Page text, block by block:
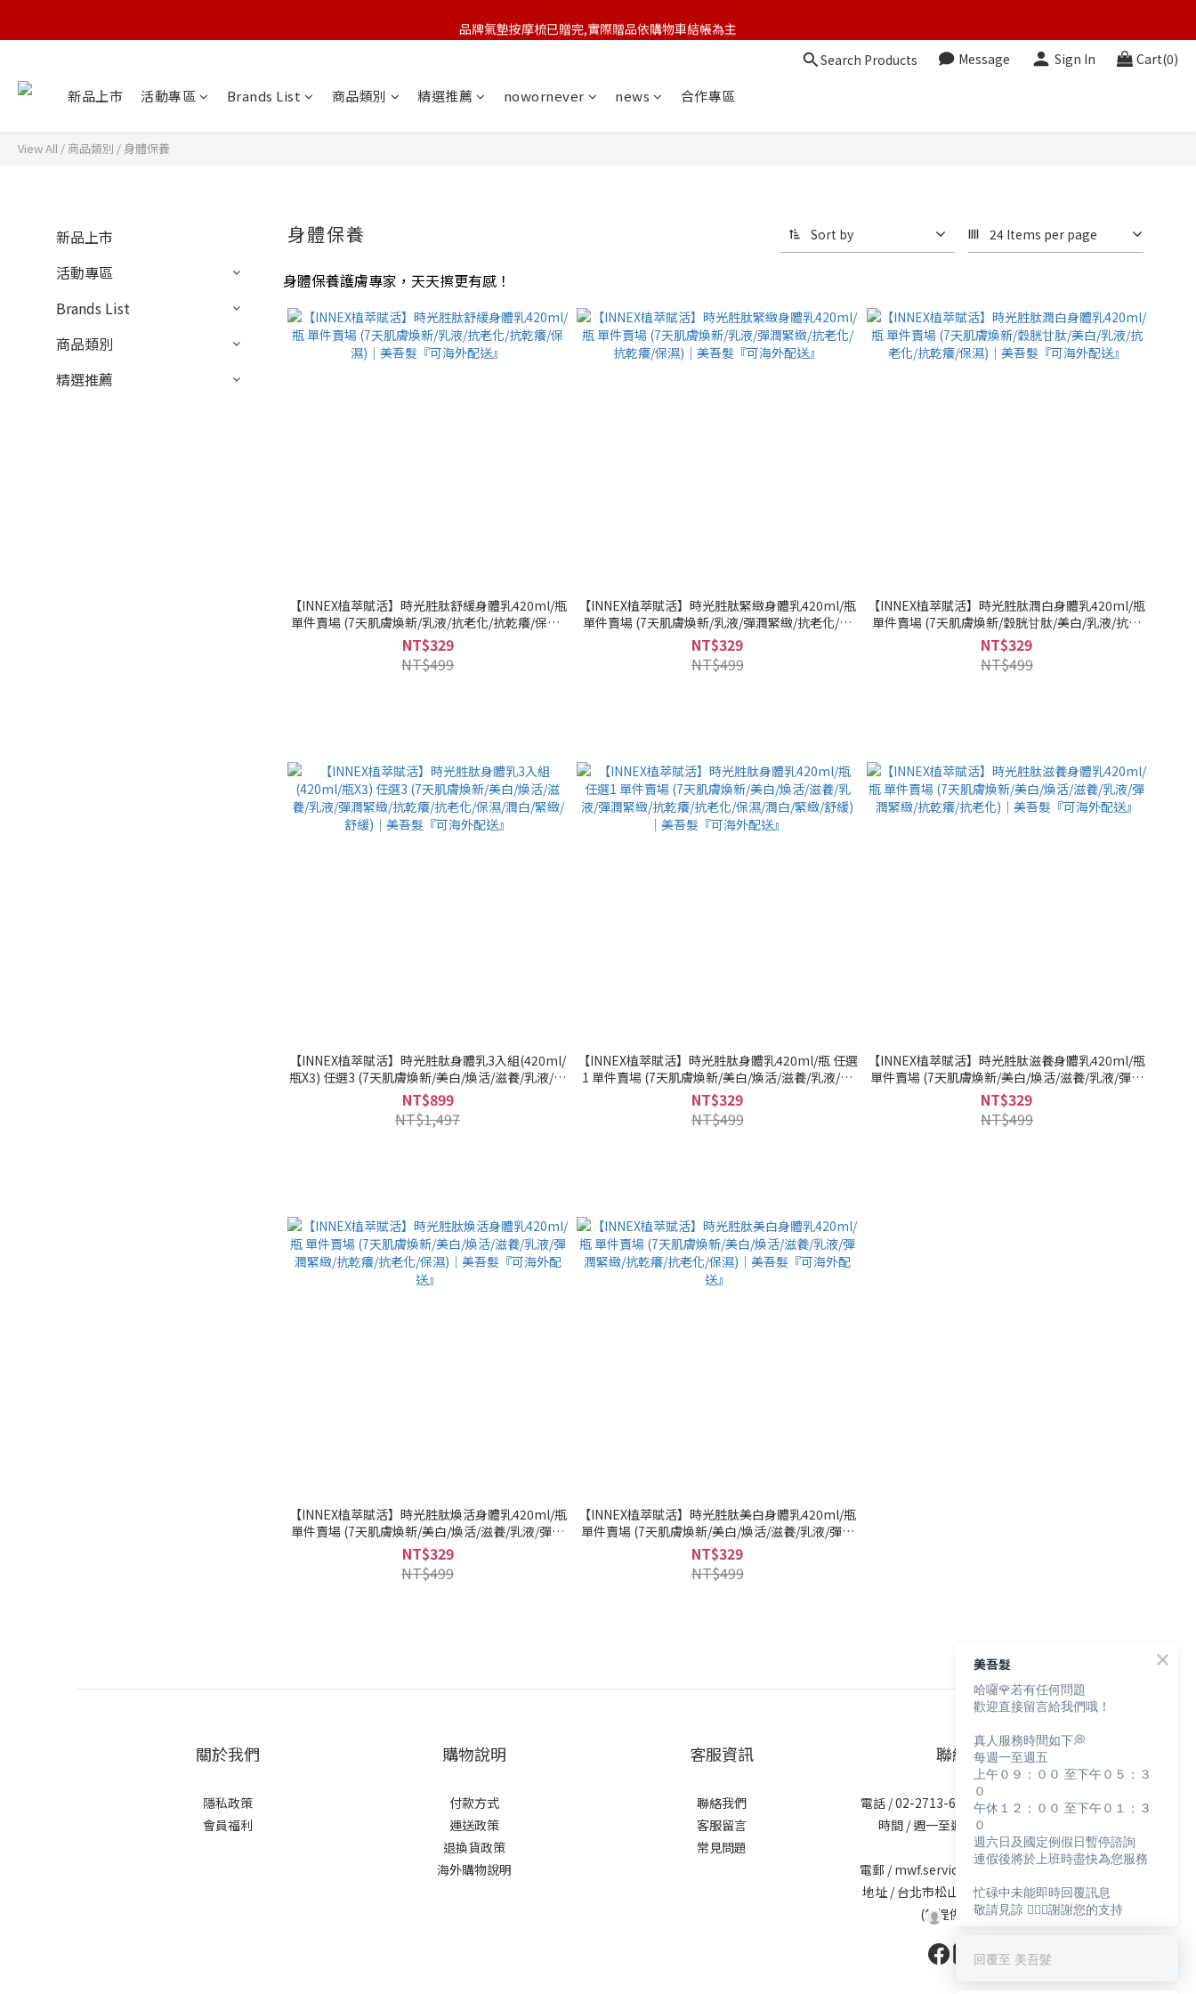
🆕 新會員註冊開卡送9折券 💰
品牌氣墊按摩梳已贈完,實際贈品依購物車結帳為主
Search Products Message Sign In Cart(0)
新品上市 活動專區 Brands List 商品類別 精選推薦 nowornever news 合作專區
View All / 商品類別 / 身體保養
新品上市
活動專區
Brands List
商品類別
精選推薦
身體保養 Sort by 24 Items per page
身體保養護膚專家，天天擦更有感！
【INNEX植萃賦活】時光胜肽舒緩身體乳420ml/瓶
單件賣場 (7天肌膚煥新/乳液/抗老化/抗乾癢/保濕)
｜美吾髮『可海外配送』
NT$329
NT$499
【INNEX植萃賦活】時光胜肽緊緻身體乳420ml/瓶
單件賣場 (7天肌膚煥新/乳液/彈潤緊緻/抗老化/抗
乾癢/保濕)｜美吾髮『可海外配送』
NT$329
NT$499
【INNEX植萃賦活】時光胜肽潤白身體乳420ml/瓶
單件賣場 (7天肌膚煥新/穀胱⽢肽/美白/乳液/抗老
化/抗乾癢/保濕)｜美吾髮『可海外配送』
NT$329
NT$499
【INNEX植萃賦活】時光胜肽身體乳3入組(420ml/
瓶X3) 任選3 (7天肌膚煥新/美白/煥活/滋養/乳液/彈
潤緊緻/抗乾癢/抗老化/保濕/潤白/緊緻/舒緩)｜美吾
髮『可海外配送』
NT$899
NT$1,497
【INNEX植萃賦活】時光胜肽身體乳420ml/瓶 任選
1 單件賣場 (7天肌膚煥新/美白/煥活/滋養/乳液/彈
潤緊緻/抗乾癢/抗老化/保濕/潤白/緊緻/舒緩)｜美吾
髮『可海外配送』
NT$329
NT$499
【INNEX植萃賦活】時光胜肽滋養身體乳420ml/瓶
單件賣場 (7天肌膚煥新/美白/煥活/滋養/乳液/彈潤
緊緻/抗乾癢/抗老化)｜美吾髮『可海外配送』
NT$329
NT$499
【INNEX植萃賦活】時光胜肽煥活身體乳420ml/瓶
單件賣場 (7天肌膚煥新/美白/煥活/滋養/乳液/彈潤
緊緻/抗乾癢/抗老化/保濕)｜美吾髮『可海外配送』
NT$329
NT$499
【INNEX植萃賦活】時光胜肽美白身體乳420ml/瓶
單件賣場 (7天肌膚煥新/美白/煥活/滋養/乳液/彈潤
緊緻/抗乾癢/抗老化/保濕)｜美吾髮『可海外配送』
NT$329
NT$499
關於我們
隱私政策
會員福利
購物說明
付款方式
運送政策
退換貨政策
海外購物說明
客服資訊
聯絡我們
客服留言
常見問題
聯絡資訊
電話 / 02-2713-6621 (無提供訂購服務)
時間 / 週一至週五 09:30-12:00；
13:30-17:30
電郵 / mwf.service@maywufa.com.tw
地址 / 台北市松山區復興北路167號5樓
(無提供現場販售)
美吾髮
哈囉🌹若有任何問題
歡迎直接留言給我們哦！
真人服務時間如下💭
每週一至週五
上午０９：００ 至下午０５：３
０
午休１２：００ 至下午０１：３
０
週六日及國定例假日暫停諮詢
連假後將於上班時盡快為您服務
忙碌中未能即時回覆訊息
敬請見諒 🙇🏻‍♀️謝謝您的支持
回覆至 美吾髮